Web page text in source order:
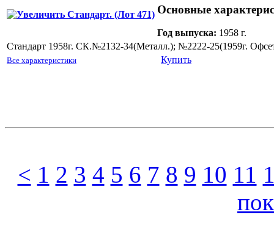
Основные
Год выпуска: 1958 г.
Стандарт 1958г. СК.№2132-34(Металл.); №2222-25(1959г.
Все характеристики Купить
< 1 2 3 4 5 6 7 8 9 10 11